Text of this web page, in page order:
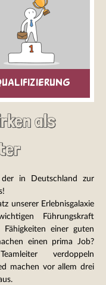
als
in Deutschland zur
unserer Erlebnisgalaxie
Führungskraft
einer guten
einen prima Job?
verdoppeln
machen vor allem drei